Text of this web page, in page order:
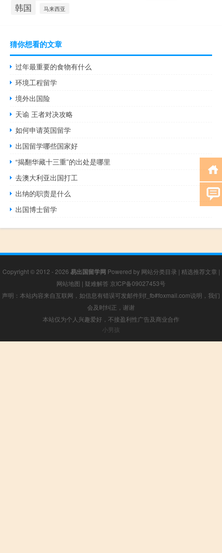
韩国 马来西亚
猜你想看的文章
过年最重要的食物有什么
环境工程留学
境外出国险
天谕 王者对决攻略
如何申请英国留学
出国留学哪些国家好
“揭翻华藏十三重”的出处是哪里
去澳大利亚出国打工
出纳的职责是什么
出国博士留学
Copyright © 2012 - 2026 易出国留学网 Powered by 网站分类目录 | 精选推荐文章 |
网站地图 | 疑难解答 京ICP备09027453号
声明：本站内容来自互联网，如信息有错误可发邮件到f_fb#foxmail.com说明，我们
会及时纠正，谢谢
本站仅为个人兴趣爱好，不接盈利性广告及商业合作
小男孩